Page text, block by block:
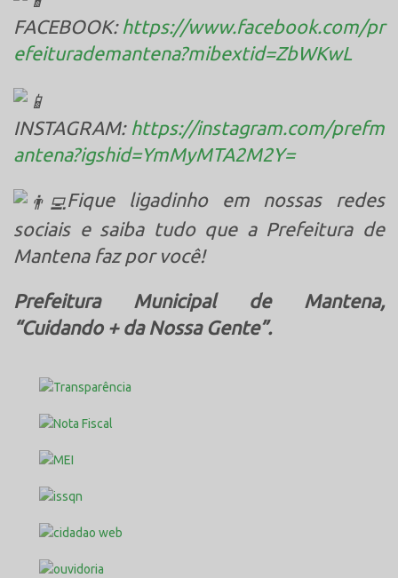
FACEBOOK: https://www.facebook.com/pr
efeiturademantena?mibextid=ZbWKwL
INSTAGRAM: https://instagram.com/prefm
antena?igshid=YmMyMTA2M2Y=
Fique ligadinho em nossas redes
sociais e saiba tudo que a Prefeitura de
Mantena faz por você!
Prefeitura Municipal de Mantena,
“Cuidando + da Nossa Gente”.